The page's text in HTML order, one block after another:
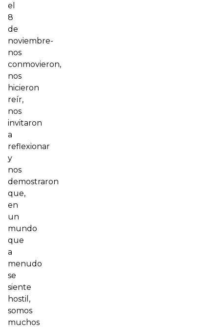
el
8
de
noviembre-
nos
conmovieron,
nos
hicieron
reír,
nos
invitaron
a
reflexionar
y
nos
demostraron
que,
en
un
mundo
que
a
menudo
se
siente
hostil,
somos
muchos